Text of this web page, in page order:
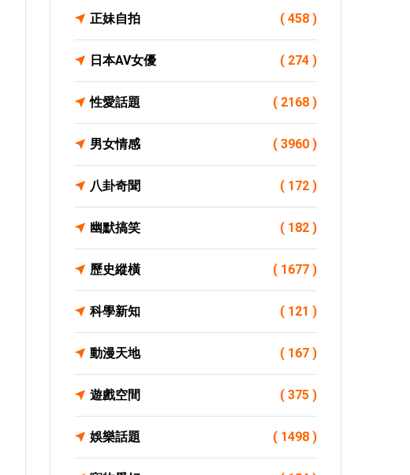
正妹自拍 ( 458 )
日本AV女優 ( 274 )
性愛話題 ( 2168 )
男女情感 ( 3960 )
八卦奇聞 ( 172 )
幽默搞笑 ( 182 )
歷史縱橫 ( 1677 )
科學新知 ( 121 )
動漫天地 ( 167 )
遊戲空間 ( 375 )
娛樂話題 ( 1498 )